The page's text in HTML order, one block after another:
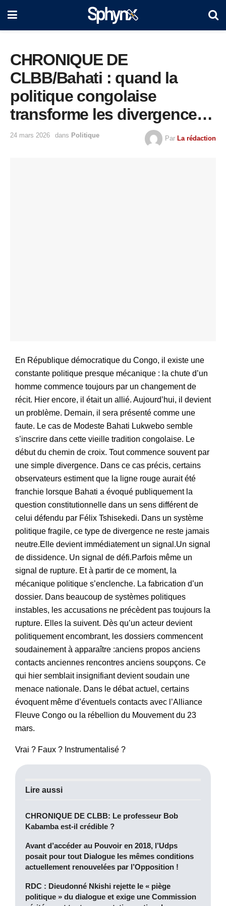
CHRONIQUE DE
CLBB/Bahati : quand la
politique congolaise
transforme les divergences
en fautes
24 mars 2026 dans Politique Par La rédaction
En République démocratique du Congo, il existe une
constante politique presque mécanique : la chute d’un
homme commence toujours par un changement de
récit. Hier encore, il était un allié. Aujourd’hui, il devient
un problème. Demain, il sera présenté comme une
faute. Le cas de Modeste Bahati Lukwebo semble
s’inscrire dans cette vieille tradition congolaise. Le
début du chemin de croix. Tout commence souvent par
une simple divergence. Dans ce cas précis, certains
observateurs estiment que la ligne rouge aurait été
franchie lorsque Bahati a évoqué publiquement la
question constitutionnelle dans un sens différent de
celui défendu par Félix Tshisekedi. Dans un système
politique fragile, ce type de divergence ne reste jamais
neutre.Elle devient immédiatement un signal.Un signal
de dissidence. Un signal de défi.Parfois même un
signal de rupture. Et à partir de ce moment, la
mécanique politique s’enclenche. La fabrication d’un
dossier. Dans beaucoup de systèmes politiques
instables, les accusations ne précèdent pas toujours la
rupture. Elles la suivent. Dès qu’un acteur devient
politiquement encombrant, les dossiers commencent
soudainement à apparaître :anciens propos anciens
contacts anciennes rencontres anciens soupçons. Ce
qui hier semblait insignifiant devient soudain une
menace nationale. Dans le débat actuel, certains
évoquent même d’éventuels contacts avec l’Alliance
Fleuve Congo ou la rébellion du Mouvement du 23
mars.
Vrai ? Faux ? Instrumentalisé ?
Lire aussi
CHRONIQUE DE CLBB: Le professeur Bob
Kabamba est-il crédible ?
Avant d’accéder au Pouvoir en 2018, l’Udps
posait pour tout Dialogue les mêmes conditions
actuellement renouvelées par l’Opposition !
RDC : Dieudonné Nkishi rejette le « piège
politique » du dialogue et exige une Commission